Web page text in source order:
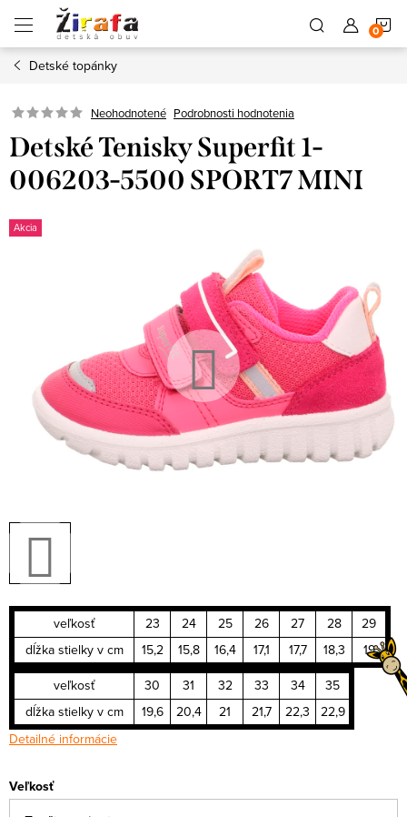
obsah
Detské topánky
Neohodnotené Podrobnosti hodnotenia
Detské Tenisky Superfit 1-
006203-5500 SPORT7 MINI
Akcia
veľkosť 23 24 25 26 27 28
29
dĺžka stielky v cm
15,2 15,8 16,4 17,1 17,7 18,3
19
veľkosť
30 31 32 33 34
35
dĺžka stielky v cm
19,6 20,4 21 21,7 22,3
22,9
Detailné informácie
Veľkosť